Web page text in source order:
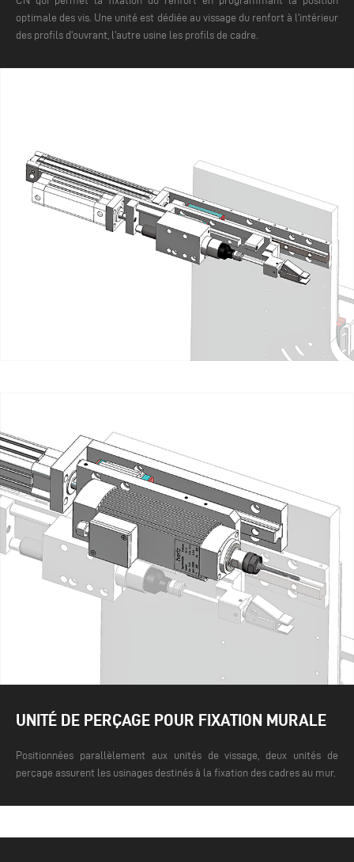
optimale des vis. Une unité est dédiée au vissage du renfort à l'intérieur
des profils d'ouvrant, l'autre usine les profils de cadre.
UNITÉ DE PERÇAGE POUR FIXATION MURALE
Positionnées parallèlement aux unités de vissage, deux unités de
perçage assurent les usinages destinés à la fixation des cadres au mur.